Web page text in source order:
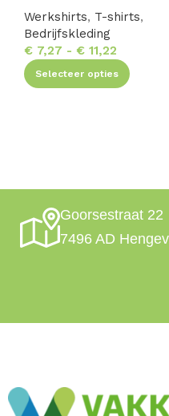
Werkshirts, T-shirts,
Bedrijfskleding
€ 7,27 - € 11,22
Selecteer opties
Goorsestraat 22
7496 AD